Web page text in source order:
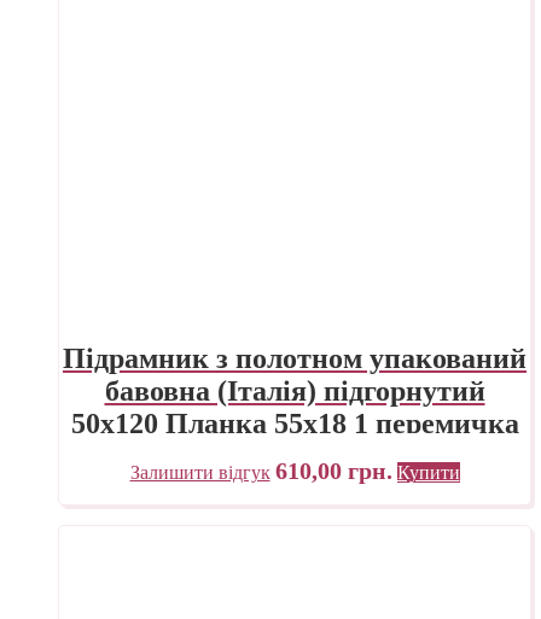
Підрамник з полотном упакований
бавовна (Італія) підгорнутий
50х120 Планка 55х18 1 перемичка
«Трек» Україна
Залишити відгук 610,00 грн. Купити